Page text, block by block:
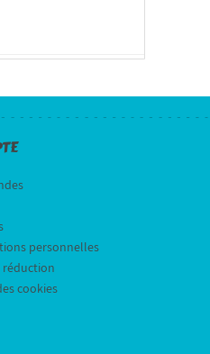
personnelles
réduction
cookies